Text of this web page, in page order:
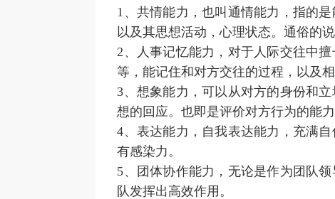
1、共情能力，也叫通情能力，指的
以及其思想活动，心理状态。通俗的
2、人事记忆能力，对于人际交往中
等，能记住和对方交往的过程，以及相
3、想象能力，可以从对方的身份和
想的回应。也即是评价对方行为的能
4、表达能力，自我表达能力，充满
有感染力。
5、团体协作能力，无论是作为团队
队发挥出高效作用。